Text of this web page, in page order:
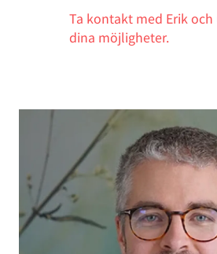
Ta kontakt med Erik
dina möjligheter.